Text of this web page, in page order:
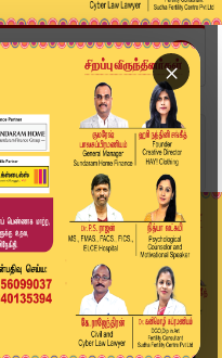
×
சம்பவம்! பதைபதைக...